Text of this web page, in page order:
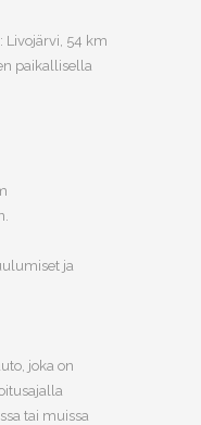
Livojärvi, 54 km
paikallisella
ja
joka on
tai muissa